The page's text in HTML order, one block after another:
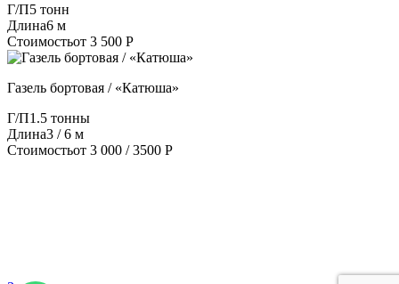
Г/П5 тонн
Длина6 м
Стоимостьот 3 500 Р
Газель бортовая / «Катюша»
Г/П1.5 тонны
Длина3 / 6 м
Стоимостьот 3 000 / 3500 Р